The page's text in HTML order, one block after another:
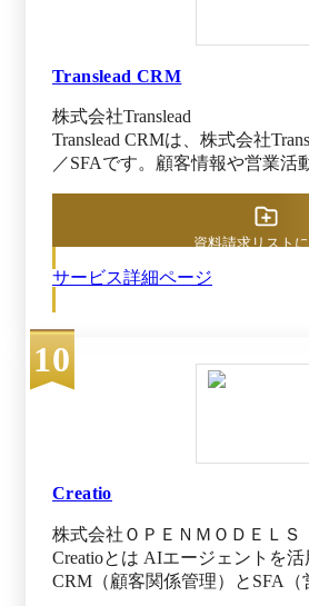
ですが、それでも大きな過ちを
2002年に、放置顧客や放置案件
とを教えてくれるアラートを出
ですが、その機能に「イエロー
付けてしまったことです。顧客
させている営業担当者に対し、
ローカード」を出す。10枚たま
ド・・・。実はこれが顧客企業
機能追加の中で最大のヒットに
者を管理したい、抜けや漏れが
という多くの企業のニーズがあ
るべく「イエローカード」とい
た・・・。ウケて、売れたけれ
想に私どもも毒されてしまって
は、営業担当者の立場で考えて
したら教えてくれるとても便利
当者の活動をアシストするもの
告を与える「イエローカード」
支援する「チャンスカード」と
Translead CRM
株式会社Translead
Translead CRMは、株式会社
／SFAです。顧客情報や営業活
が監修した圧倒的な使いやすさ
り、必要な情報にワンクリック
な作業時間を削減します。 Translead CRMはモバイル
により、外出先からでも簡単に
ます。画面の項目は自由にカス
の営業プロセスに合わせて導入
す。 このような機能により、営業活動の効率化とス
サービス詳細ページ
資料請求リスト
10
Creatio
株式会社ＯＰＥＮＭＯＤＥＬＳ
Creatioとは AIエージェントを活用した革新的な
CRM（顧客関係管理）とSFA